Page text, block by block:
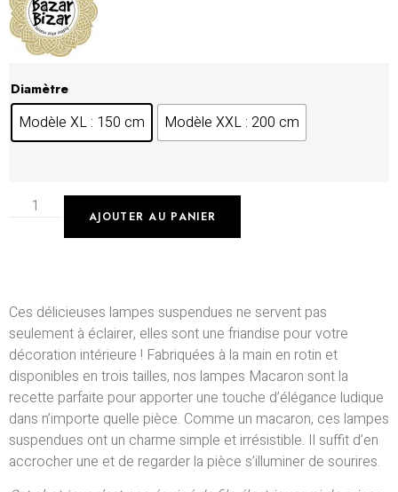
Diamètre
Modèle XL : 150 cm Modèle XXL : 200 cm
AJOUTER AU PANIER
Ces délicieuses lampes suspendues ne servent pas
seulement à éclairer, elles sont une friandise pour votre
décoration intérieure ! Fabriquées à la main en rotin et
disponibles en trois tailles, nos lampes Macaron sont la
recette parfaite pour apporter une touche d’élégance ludique
dans n’importe quelle pièce. Comme un macaron, ces lampes
suspendues ont un charme simple et irrésistible. Il suffit d’en
accrocher une et de regarder la pièce s’illuminer de sourires.